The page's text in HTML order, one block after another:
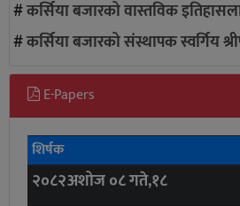
#कर्सिया बजारको वास्तविक
#कर्सिया बजारको संस्थापक स्वर्गिय
E-Papers
शिर्षक
२०८२अशोज ०८ गते,१८